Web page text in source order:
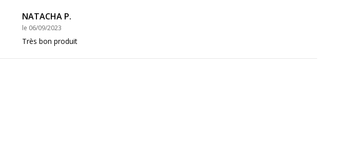
Rechargeable
Zone de préhension
NATACHA P.
le 06/09/2023
Très bon produit